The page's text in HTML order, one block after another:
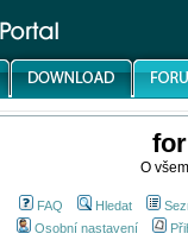
O
FAQ Hledat
Osobní nastavení